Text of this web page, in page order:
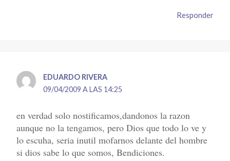
Responder
EDUARDO RIVERA
09/04/2009 A LAS 14:25
en verdad solo nostificamos,dandonos la razon
aunque no la tengamos, pero Dios que todo lo ve y
lo escuha, seria inutil mofarnos delante del hombre
si dios sabe lo que somos, Bendiciones.